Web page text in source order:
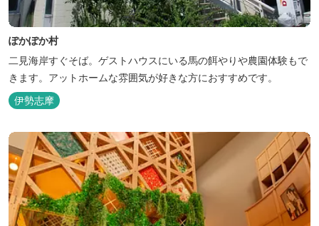
ぽかぽか村
二見海岸すぐそば。ゲストハウスにいる馬の餌やりや農園体験もで
きます。アットホームな雰囲気が好きな方におすすめです。
伊勢志摩